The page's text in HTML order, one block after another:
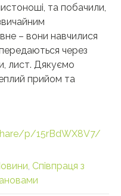
та побачили,
– вони навчилися
через
лист. Дякуємо
прийом та
p/15rBdWX8V7/
, Співпраця з